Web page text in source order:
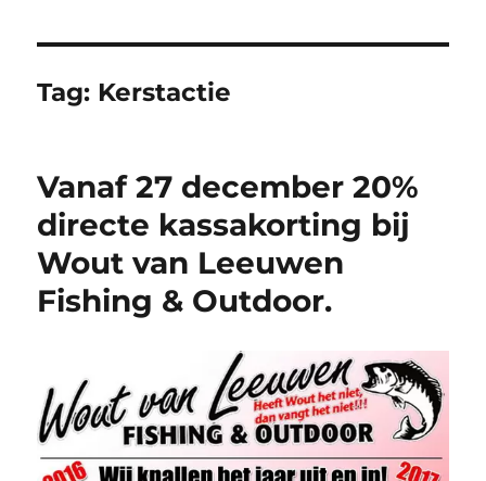
Tag: Kerstactie
Vanaf 27 december 20%
directe kassakorting bij
Wout van Leeuwen
Fishing & Outdoor.